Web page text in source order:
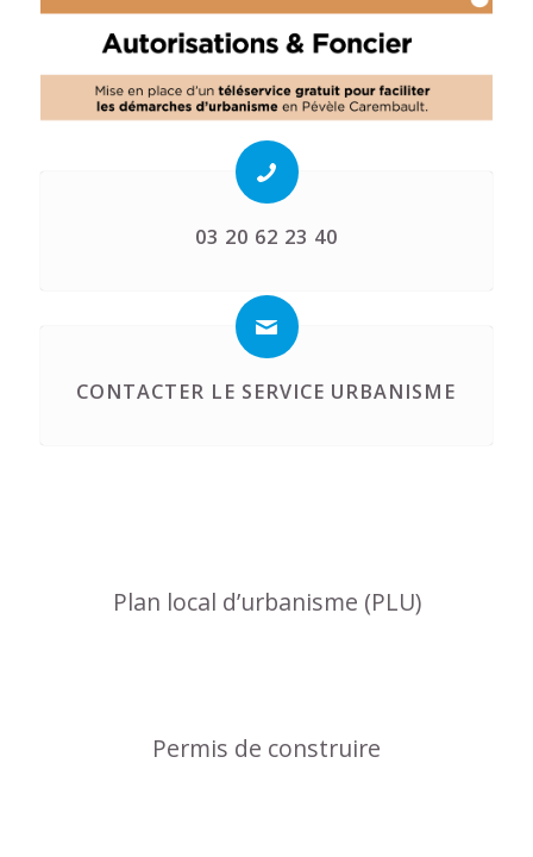
03 20 62 23 40
CONTACTER LE SERVICE URBANISME
Plan local d’urbanisme (PLU)
Permis de construire